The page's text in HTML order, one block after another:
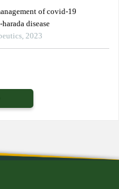
of covid-19
disease
2023